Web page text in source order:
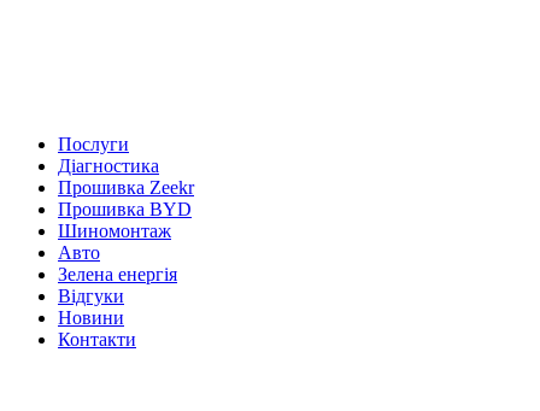
Послуги
Діагностика
Прошивка Zeekr
Прошивка BYD
Шиномонтаж
Авто
Зелена енергія
Відгуки
Новини
Контакти